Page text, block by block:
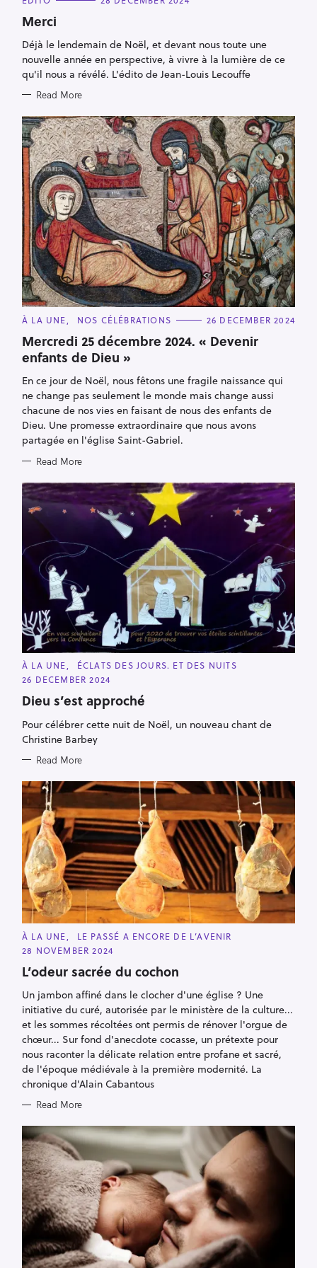
T
E
O
I
E
S
Merci
Déjà le lendemain de Noël, et devant nous toute une
nouvelle année en perspective, à vivre à la lumière de ce
qu'il nous a révélé. L'édito de Jean-Louis Lecouffe
Read More
C
T
E
G
O
R
I
E
S
À LA UNE NOS CÉLÉBRATIONS 26 DECEMBER 2024
Mercredi 25 décembre 2024. « Devenir
enfants de Dieu »
En ce jour de Noël, nous fêtons une fragile naissance qui
ne change pas seulement le monde mais change aussi
chacune de nos vies en faisant de nous des enfants de
Dieu. Une promesse extraordinaire que nous avons
partagée en l'église Saint-Gabriel.
Read More
C
T
G
R
I
E
À LA UNE
ÉCLATS DES JOURS. ET DES NUITS
26 DECEMBER 2024
Dieu s’est approché
Pour célébrer cette nuit de Noël, un nouveau chant de
Christine Barbey
Read More
C
T
G
R
I
E
À LA UNE
LE PASSÉ A ENCORE DE L’AVENIR
28 NOVEMBER 2024
L’odeur sacrée du cochon
Un jambon affiné dans le clocher d'une église ? Une
initiative du curé, autorisée par le ministère de la culture...
et les sommes récoltées ont permis de rénover l'orgue de
chœur... Sur fond d'anecdote cocasse, un prétexte pour
nous raconter la délicate relation entre profane et sacré,
de l'époque médiévale à la première modernité. La
chronique d'Alain Cabantous
Read More
S
e
a
r
c
h
f
o
r
: